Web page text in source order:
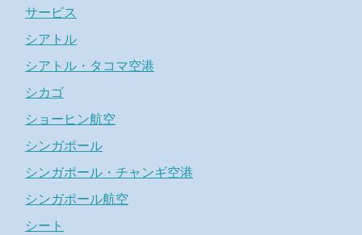
サービス
シアトル
シアトル・タコマ空港
シカゴ
ショーヒン航空
シンガポール
シンガポール・チャンギ空港
シンガポール航空
シート